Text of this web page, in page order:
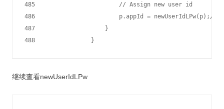
485                        // Assign new user id
486                        p.appId = newUserIdLPw(p);//关
487                    }
继续查看newUserIdLPw